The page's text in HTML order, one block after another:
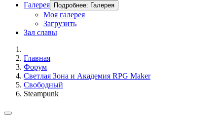
Галерея
Подробнее: Галерея
Моя галерея
Загрузить
Зал славы
Главная
Форум
Светлая Зона и Академия RPG Maker
Свободный
Steampunk